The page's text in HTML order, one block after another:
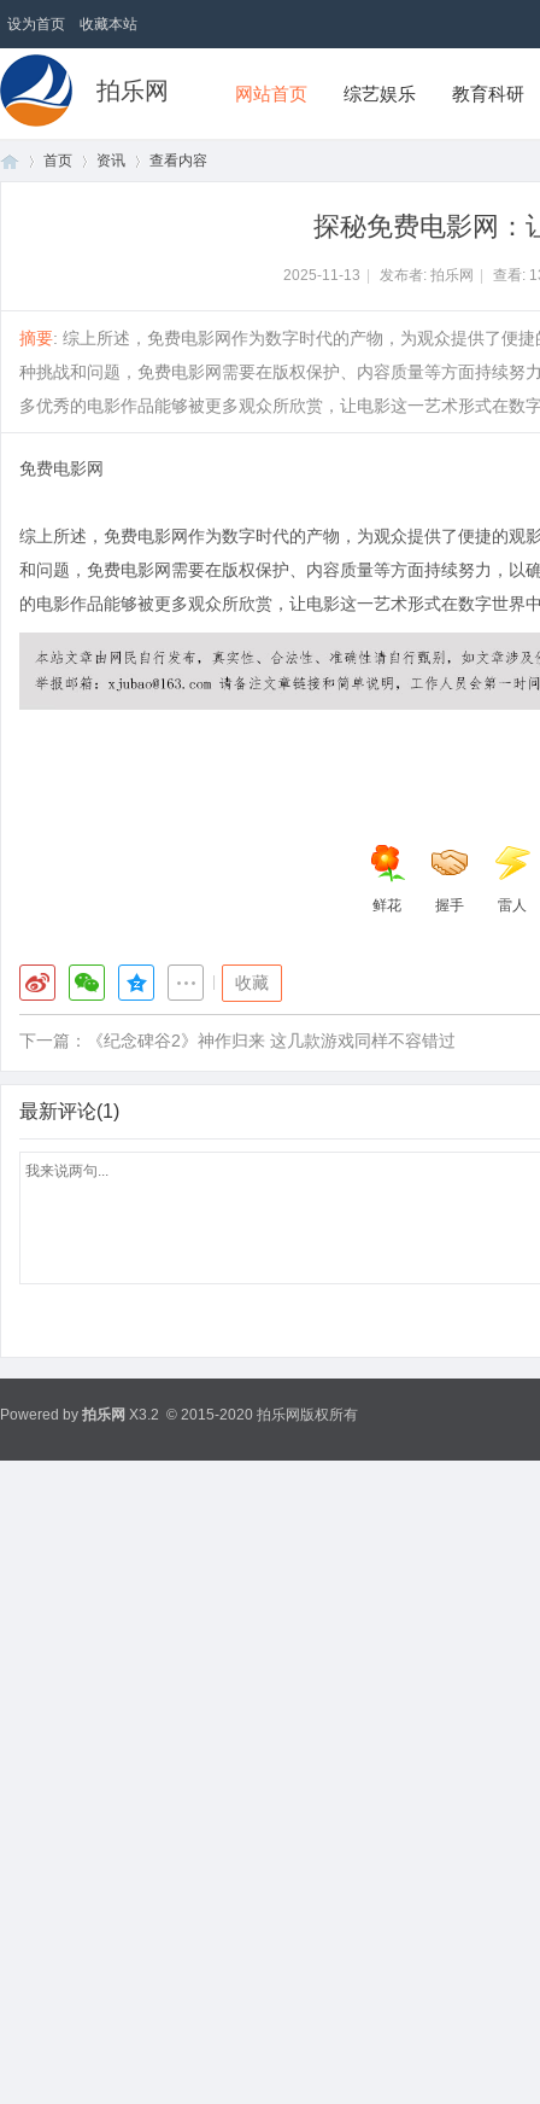
设为首页 收藏本站
拍乐网 网站首页 综艺娱乐 教育科研
首页 资讯 查看内容
探秘免费电影网：
2025-11-13 发布者: 拍乐网 查看:
摘要: 综上所述，免费电影网作为数字时代的产物，为观众提供了便
种挑战和问题，免费电影网需要在版权保护、内容质量等方面持续努
多优秀的电影作品能够被更多观众所欣赏，让电影这一艺术形式在数
免费电影网
综上所述，免费电影网作为数字时代的产物，为观众提供了便捷的观
和问题，免费电影网需要在版权保护、内容质量等方面持续努力，以
的电影作品能够被更多观众所欣赏，让电影这一艺术形式在数字世界
鲜花 握手 雷人
收藏
下一篇： 《纪念碑谷2》神作归来 这几款游戏同样不容错过
最新评论(1)
Powered by 拍乐网 X3.2 © 2015-2020 拍乐网版权所有